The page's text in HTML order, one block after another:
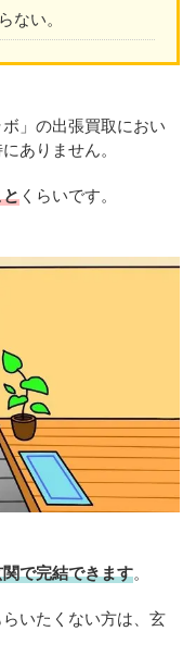
ない。
」の出張買取におい
ありません。
くらいです。
で完結できます。
いたくない方は、玄